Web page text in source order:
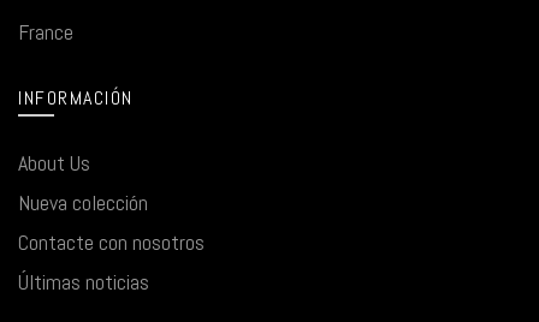
France
INFORMACIÓN
About Us
Nueva colección
Contacte con nosotros
Últimas noticias